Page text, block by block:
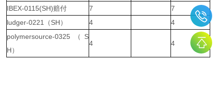
IBEX-0115(SH)赔付
7
7
ludger-0221（SH）
4
4
polymersource-0325（S
H）
4 4